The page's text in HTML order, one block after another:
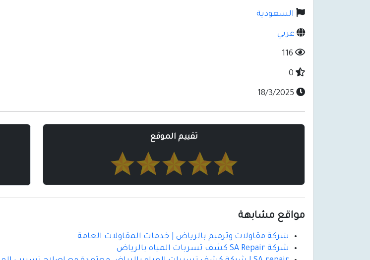
السعودية
عربي
تقييم الموقع
مواقع مشابهة
شركة مقاولات وترميم بالرياض | خدمات المقاولات العامة
شركة SA Repair كشف تسربات المياه بالرياض